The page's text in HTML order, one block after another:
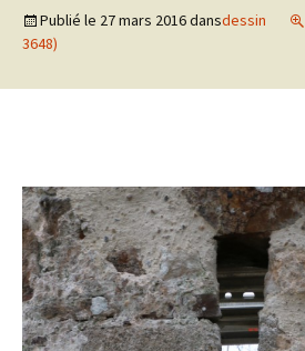
Publié le 27 mars 2016dansdessin
3648)